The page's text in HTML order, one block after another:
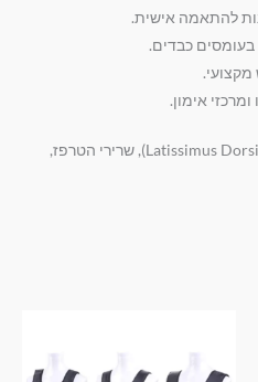
להתאמה אישית.
בעומסים כבדים.
אימון.
שריר הגב הרחב (Latissimus Dorsi), שרירי הטרפז,
עד
יש